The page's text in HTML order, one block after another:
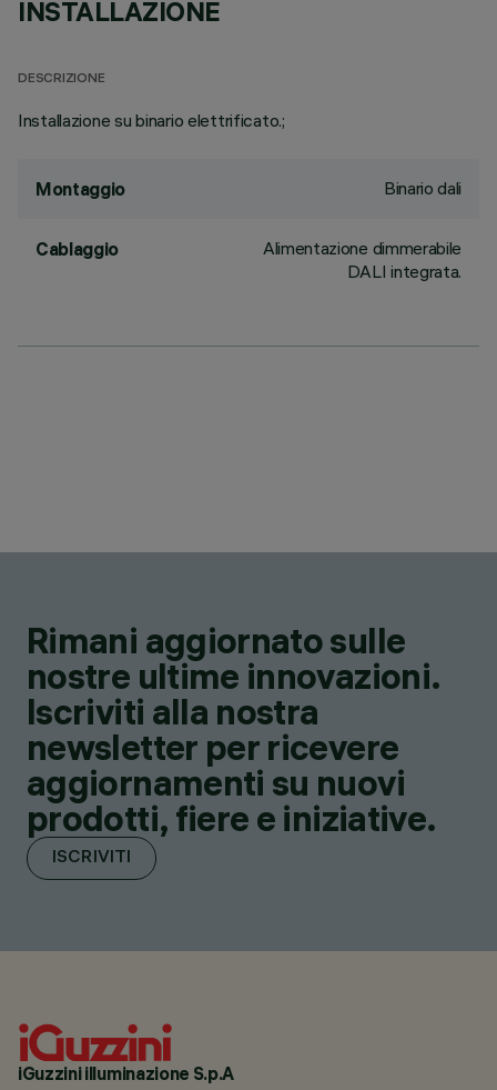
INSTALLAZIONE
DESCRIZIONE
Installazione su binario elettrificato.;
Montaggio Binario dali
Cablaggio
Alimentazione dimmerabile
DALI integrata.
Rimani aggiornato sulle
nostre ultime innovazioni.
Iscriviti alla nostra
newsletter per ricevere
aggiornamenti su nuovi
prodotti, fiere e iniziative.
ISCRIVITI
iGuzzini illuminazione S.p.A